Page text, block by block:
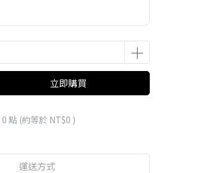
立即購買
0 點 (約等於 NT$0 )
運送方式